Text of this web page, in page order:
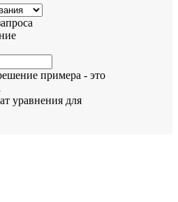
примера - это
уравнения для